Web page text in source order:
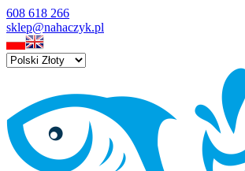
608 618 266
sklep@nahaczyk.pl